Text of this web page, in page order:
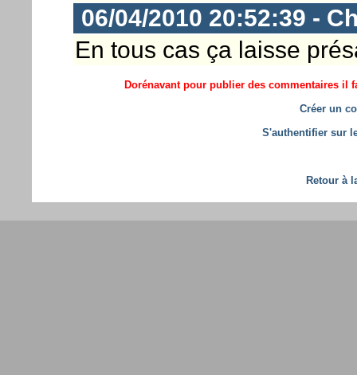
06/04/2010 20:52:39 -
En tous cas ça laisse
Dorénavant pour publier des commentaires il
Créer un
S'authentifier sur
Retour à